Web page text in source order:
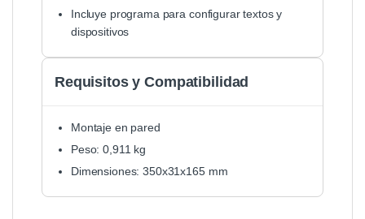
Incluye programa para configurar textos y
dispositivos
Requisitos y Compatibilidad
Montaje en pared
Peso: 0,911 kg
Dimensiones: 350x31x165 mm